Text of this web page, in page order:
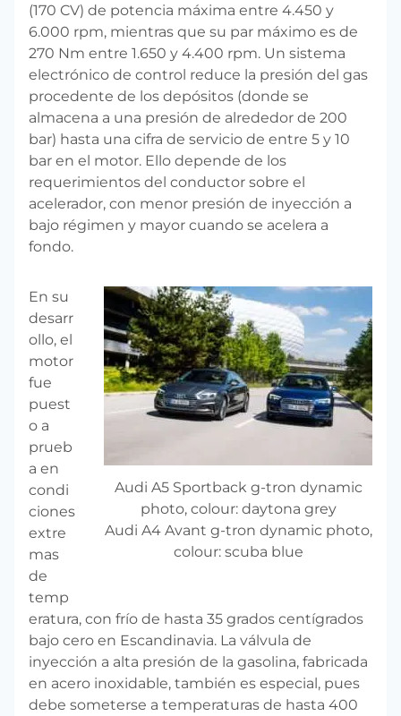
(170 CV) de potencia máxima entre 4.450 y
6.000 rpm, mientras que su par máximo es de
270 Nm entre 1.650 y 4.400 rpm. Un sistema
electrónico de control reduce la presión del gas
procedente de los depósitos (donde se
almacena a una presión de alrededor de 200
bar) hasta una cifra de servicio de entre 5 y 10
bar en el motor. Ello depende de los
requerimientos del conductor sobre el
acelerador, con menor presión de inyección a
bajo régimen y mayor cuando se acelera a
fondo.
Audi A5 Sportback g-tron dynamic
photo, colour: daytona grey
Audi A4 Avant g-tron dynamic photo,
colour: scuba blue
En su
desarr
ollo, el
motor
fue
puest
o a
prueb
a en
condi
ciones
extre
mas
de
temp
eratura, con frío de hasta 35 grados centígrados
bajo cero en Escandinavia. La válvula de
inyección a alta presión de la gasolina, fabricada
en acero inoxidable, también es especial, pues
debe someterse a temperaturas de hasta 400